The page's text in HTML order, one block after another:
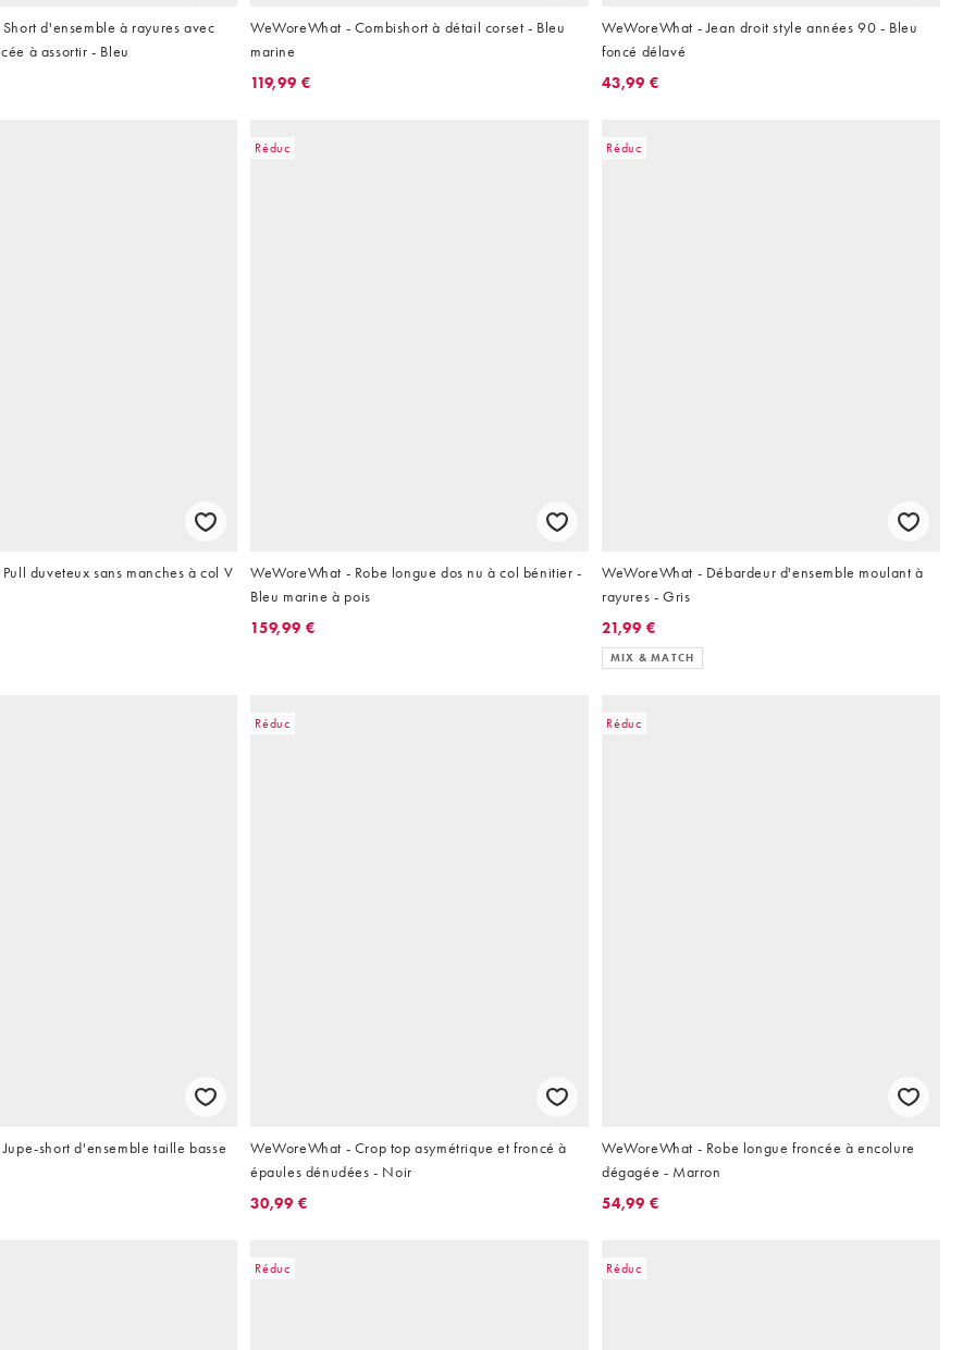
d'ensemble à rayures avec
à assortir - Bleu
WeWoreWhat - Combishort à détail corset - Bleu
marine
119,99 €
WeWoreWhat - Jean droit style années 90 - Bleu
foncé délavé
43,99 €
duveteux sans manches à col V
Réduc
WeWoreWhat - Robe longue dos nu à col bénitier -
Bleu marine à pois
159,99 €
Réduc
WeWoreWhat - Débardeur d'ensemble moulant à
rayures - Gris
21,99 €
MIX & MATCH
short d'ensemble taille basse
Réduc
WeWoreWhat - Crop top asymétrique et froncé à
épaules dénudées - Noir
30,99 €
Réduc
WeWoreWhat - Robe longue froncée à encolure
dégagée - Marron
54,99 €
Réduc Réduc